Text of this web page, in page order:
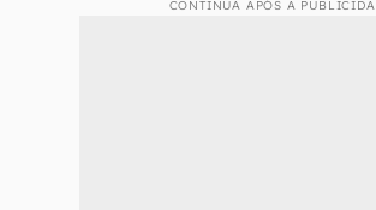
CONTINUA APÓS A